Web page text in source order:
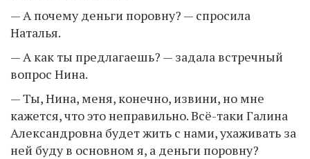
— А почему деньги поровну? — спросила
Наталья.
— А как ты предлагаешь? — задала встречный
вопрос Нина.
— Ты, Нина, меня, конечно, извини, но мне
кажется, что это неправильно. Всё-таки Галина
Александровна будет жить с нами, ухаживать за
ней буду в основном я, а деньги поровну?